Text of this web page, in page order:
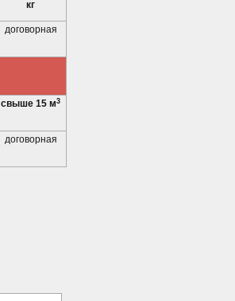
кг
договорная
свыше 15 м3
договорная